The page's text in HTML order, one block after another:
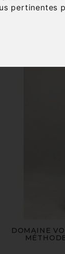
pertinentes
DOMAINE